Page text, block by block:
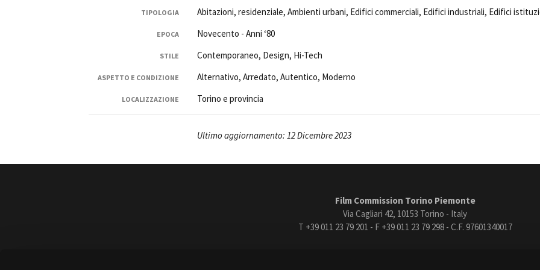
Open Day
Amministrazione trasparente Bandi e gare
TIPOLOGIA Abitazioni, residenziale, Ambienti urbani, Edifici commerciali, Edifici industriali, Edifici
EPOCA Novecento - Anni ‘80
STILE Contemporaneo, Design, Hi-Tech
ASPETTO E CONDIZIONE Alternativo, Arredato, Autentico, Moderno
LOCALIZZAZIONE Torino e provincia
Ultimo aggiornamento: 12 Dicembre 2023
Film Commission Torino Piemonte
Via Cagliari 42, 10153 Torino - Italy
T +39 011 23 79 201 - F +39 011 23 79 298 - C.F. 97601340017